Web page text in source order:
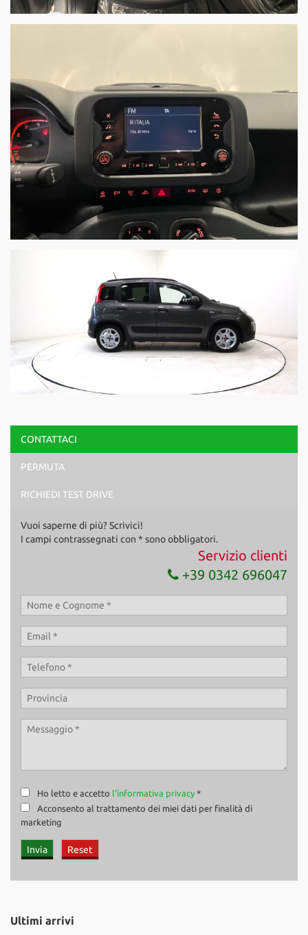
CONTATTACI
PERMUTA
RICHIEDI TEST DRIVE
Vuoi saperne di più? Scrivici!
I campi contrassegnati con * sono obbligatori.
Servizio clienti
+39 0342 696047
Ho letto e accetto l'informativa privacy *
Acconsento al trattamento dei miei dati per finalità di
marketing
Ultimi arrivi